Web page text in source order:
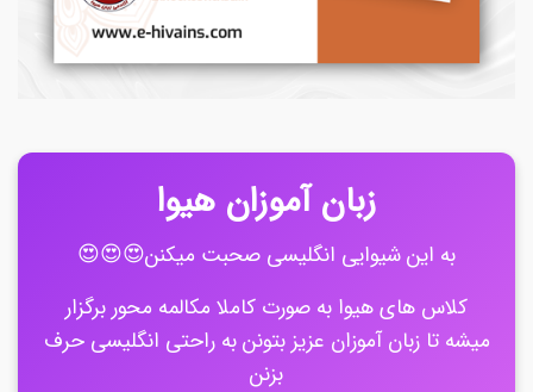
زبان آموزان هیوا
به این شیوایی انگلیسی صحبت میکنن😍😍😍
کلاس های هیوا به صورت کاملا مکالمه محور برگزار
میشه تا زبان آموزان عزیز بتونن به راحتی انگلیسی حرف
بزنن